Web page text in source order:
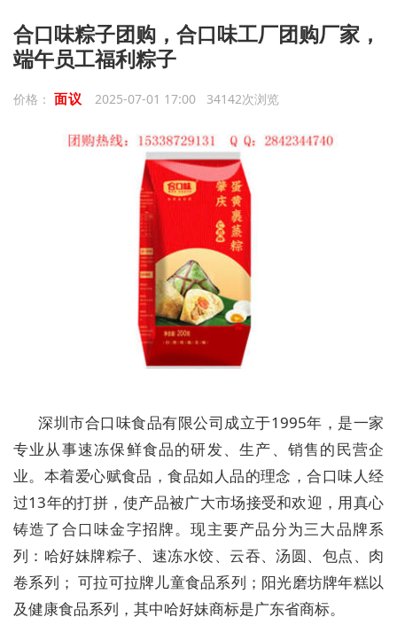
合口味粽子团购，合口味工厂团购厂家，
端午员工福利粽子
价格： 面议 2025-07-01 17:00 34142次浏览
深圳市合口味食品有限公司成立于1995年，是一家
专业从事速冻保鲜食品的研发、生产、销售的民营企
业。本着爱心赋食品，食品如人品的理念，合口味人经
过13年的打拼，使产品被广大市场接受和欢迎，用真心
铸造了合口味金字招牌。现主要产品分为三大品牌系
列：哈好妹牌粽子、速冻水饺、云吞、汤圆、包点、肉
卷系列； 可拉可拉牌儿童食品系列；阳光磨坊牌年糕以
及健康食品系列，其中哈好妹商标是广东省商标。